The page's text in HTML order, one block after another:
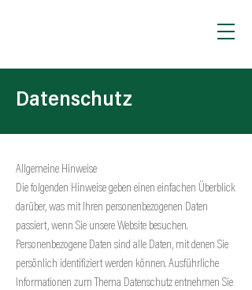
Datenschutz
Allgemeine Hinweise
Die folgenden Hinweise geben einen einfachen Überblick
darüber, was mit Ihren personenbezogenen Daten
passiert, wenn Sie unsere Website besuchen.
Personenbezogene Daten sind alle Daten, mit denen Sie
persönlich identifiziert werden können. Ausführliche
Informationen zum Thema Datenschutz entnehmen Sie